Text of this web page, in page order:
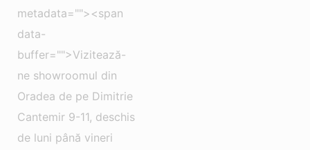
metadata=""><span
data-
buffer="">Vizitează-
ne showroomul din
Oradea de pe Dimitrie
Cantemir 9-11, deschis
de luni până vineri